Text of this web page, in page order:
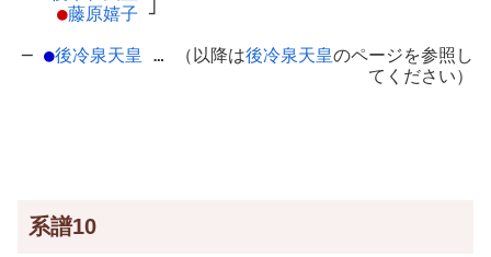
●藤原嬉子 ┘
─ ●後冷泉天皇 … （以降は後冷泉天皇のページを参照し
てください）
系譜10